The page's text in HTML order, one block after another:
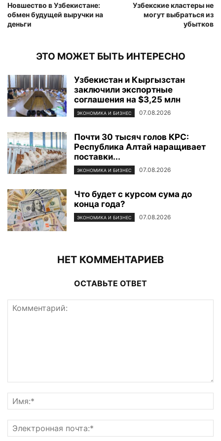
Новшество в Узбекистане:
обмен будущей выручки на
деньги
Узбекские кластеры не
могут выбраться из
убытков
ЭТО МОЖЕТ БЫТЬ ИНТЕРЕСНО
Узбекистан и Кыргызстан
заключили экспортные
соглашения на $3,25 млн
ЭКОНОМИКА И БИЗНЕС 07.08.2026
Почти 30 тысяч голов КРС:
Республика Алтай наращивает
поставки...
ЭКОНОМИКА И БИЗНЕС 07.08.2026
Что будет с курсом сума до
конца года?
ЭКОНОМИКА И БИЗНЕС 07.08.2026
НЕТ КОММЕНТАРИЕВ
ОСТАВЬТЕ ОТВЕТ